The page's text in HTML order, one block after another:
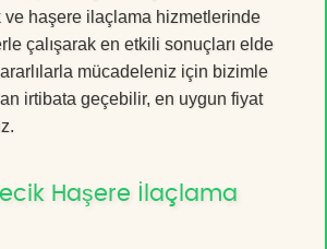
ve haşere ilaçlama hizmetlerinde
çalışarak en etkili sonuçları elde
mücadeleniz için bizimle
irtibata geçebilir, en uygun fiyat
Haşere İlaçlama